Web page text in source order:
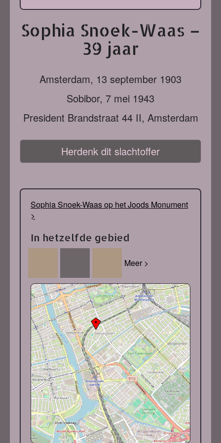
Sophia Snoek-Waas –
39 jaar
Amsterdam, 13 september 1903
Sobibor, 7 mei 1943
President Brandstraat 44 II, Amsterdam
Herdenk dit slachtoffer
Sophia Snoek-Waas op het Joods Monument
>
In hetzelfde gebied
Meer >